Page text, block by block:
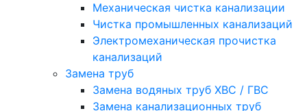
Механическая чистка канализации
Чистка промышленных канализаций
Электромеханическая прочистка
канализаций
Замена труб
Замена водяных труб ХВС / ГВС
Замена канализационных труб